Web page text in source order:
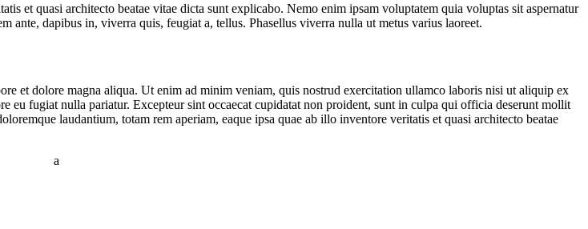
et quasi architecto beatae vitae dicta sunt explicabo. Nemo enim ipsam voluptatem quia voluptas sit aspernatur
dapibus in, viverra quis, feugiat a, tellus. Phasellus viverra nulla ut metus varius laoreet.
et dolore magna aliqua. Ut enim ad minim veniam, quis nostrud exercitation ullamco laboris nisi ut aliquip ex
eu fugiat nulla pariatur. Excepteur sint occaecat cupidatat non proident, sunt in culpa qui officia deserunt mollit
laudantium, totam rem aperiam, eaque ipsa quae ab illo inventore veritatis et quasi architecto beatae